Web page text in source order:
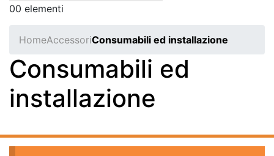
00 elementi
HomeAccessoriConsumabili ed installazione
Consumabili ed
installazione